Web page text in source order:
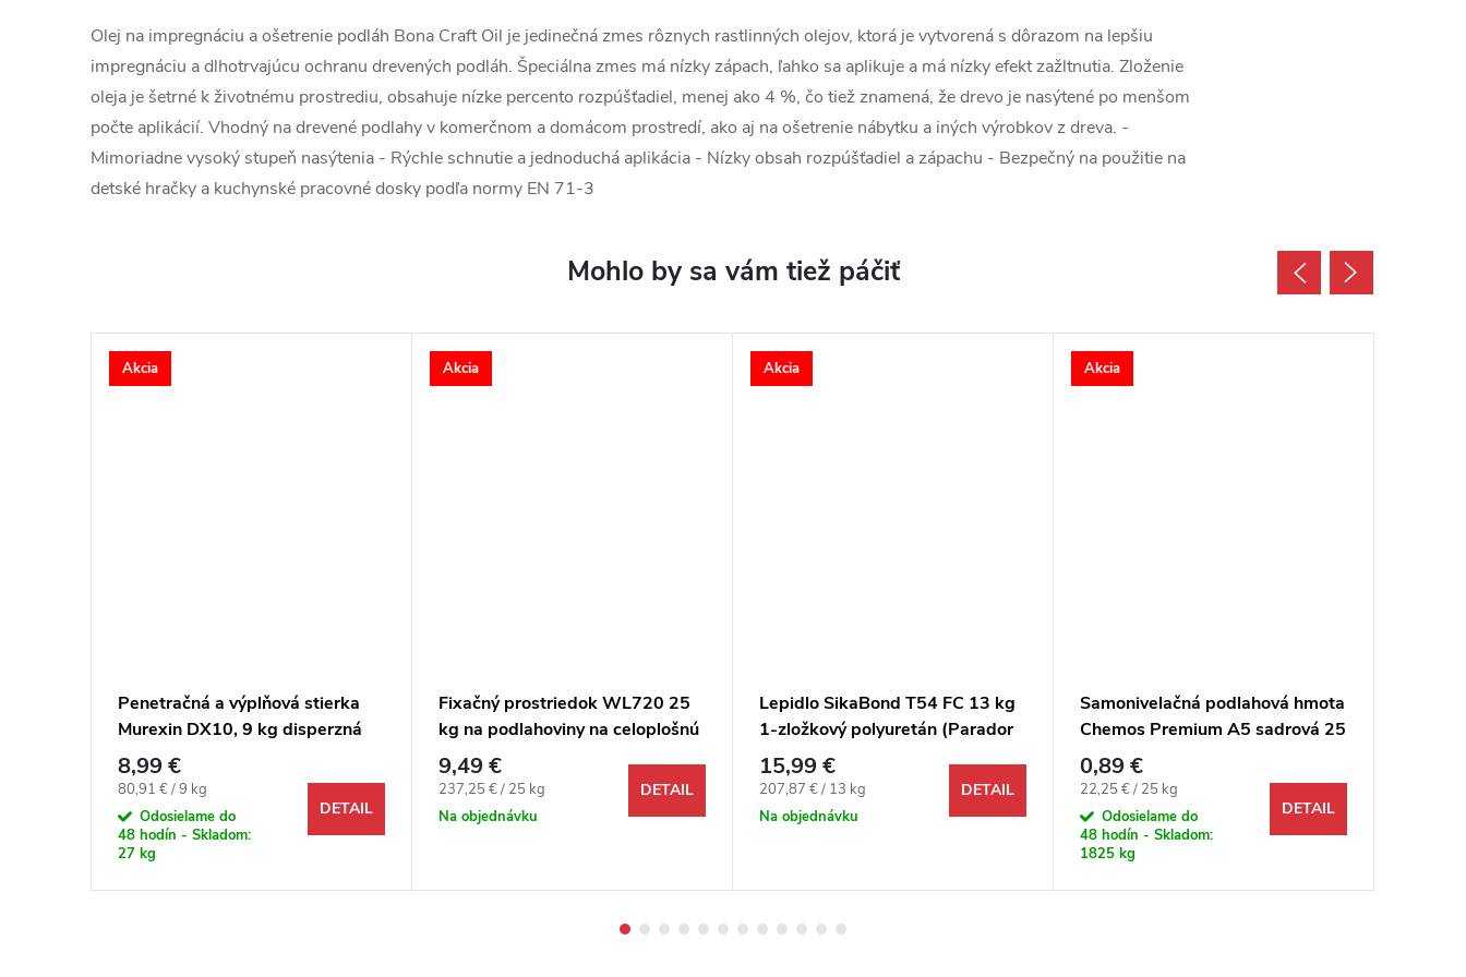
Olej na impregnáciu a ošetrenie podláh Bona Craft Oil je jedinečná zmes rôznych rastlinných olejov, ktorá je vytvorená s dôrazom na lepšiu
impregnáciu a dlhotrvajúcu ochranu drevených podláh. Špeciálna zmes má nízky zápach, ľahko sa aplikuje a má nízky efekt zažltnutia. Zloženie
oleja je šetrné k životnému prostrediu, obsahuje nízke percento rozpúšťadiel, menej ako 4 %, čo tiež znamená, že drevo je nasýtené po menšom
počte aplikácií. Vhodný na drevené podlahy v komerčnom a domácom prostredí, ako aj na ošetrenie nábytku a iných výrobkov z dreva. -
Mimoriadne vysoký stupeň nasýtenia - Rýchle schnutie a jednoduchá aplikácia - Nízky obsah rozpúšťadiel a zápachu - Bezpečný na použitie na
detské hračky a kuchynské pracovné dosky podľa normy EN 71-3
Akcia
Penetračná a výplňová stierka
Murexin DX10, 9 kg disperzná
(2K komp.A+B)
8,99 €
Jednotková cena:
80,91 € / 9 kg
Odosielame do
48 hodín - Skladom:
27 kg
DETAIL
Akcia
Fixačný prostriedok WL720 25
kg na podlahoviny na celoplošnú
fixáciu CV,PVC, textilných
podlahovín
9,49 €
Jednotková cena:
237,25 € / 25 kg
Na objednávku
DETAIL
Akcia
Lepidlo SikaBond T54 FC 13 kg
1-zložkový polyuretán (Parador
1174323), na drevené podlahy
15,99 €
Jednotková cena:
207,87 € / 13 kg
Na objednávku
DETAIL
Akcia
Samonivelačná podlahová hmota
Chemos Premium A5 sadrová 25
kg
0,89 €
Jednotková cena:
22,25 € / 25 kg
Odosielame do
48 hodín - Skladom:
1825 kg
DETAIL